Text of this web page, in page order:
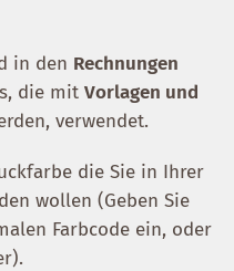
in den Rechnungen
die mit Vorlagen und
verwendet.
die Sie in Ihrer
wollen (Geben Sie
Farbcode ein, oder